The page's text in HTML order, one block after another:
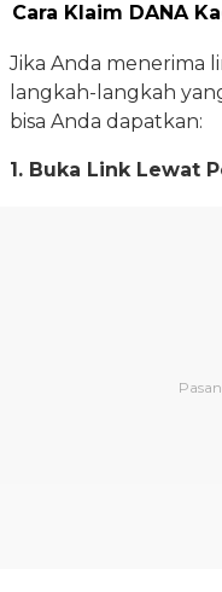
Cara Klaim DANA
Jika Anda menerima
langkah-langkah
bisa Anda dapatkan:
1. Buka Link Lewat